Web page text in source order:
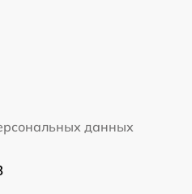
данных